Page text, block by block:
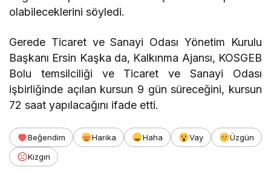
olabileceklerini söyledi.
Gerede Ticaret ve Sanayi Odası Yönetim Kurulu
Başkanı Ersin Kaşka da, Kalkınma Ajansı, KOSGEB
Bolu temsilciliği ve Ticaret ve Sanayi Odası
işbirliğinde açılan kursun 9 gün süreceğini, kursun
72 saat yapılacağını ifade etti.
Beğendim Harika Haha Vay
Üzgün
Kızgın